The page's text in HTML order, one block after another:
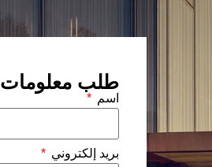
طلب معلومات
اسم
بريد إلكتروني